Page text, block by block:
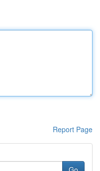
Report Page